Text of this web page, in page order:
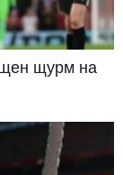
щурм на